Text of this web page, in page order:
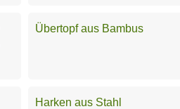
Übertopf aus Bambus
Harken aus Stahl